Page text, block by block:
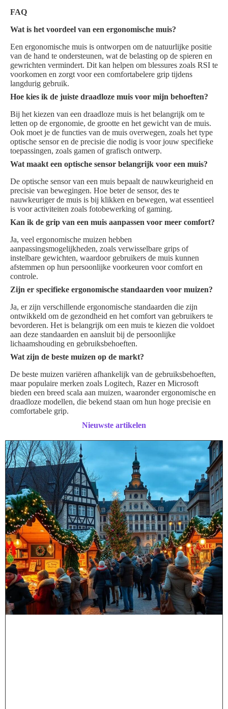
FAQ
Wat is het voordeel van een ergonomische muis?
Een ergonomische muis is ontworpen om de natuurlijke positie
van de hand te ondersteunen, wat de belasting op de spieren en
gewrichten vermindert. Dit kan helpen om blessures zoals RSI te
voorkomen en zorgt voor een comfortabelere grip tijdens
langdurig gebruik.
Hoe kies ik de juiste draadloze muis voor mijn behoeften?
Bij het kiezen van een draadloze muis is het belangrijk om te
letten op de ergonomie, de grootte en het gewicht van de muis.
Ook moet je de functies van de muis overwegen, zoals het type
optische sensor en de precisie die nodig is voor jouw specifieke
toepassingen, zoals gamen of grafisch ontwerp.
Wat maakt een optische sensor belangrijk voor een muis?
De optische sensor van een muis bepaalt de nauwkeurigheid en
precisie van bewegingen. Hoe beter de sensor, des te
nauwkeuriger de muis is bij klikken en bewegen, wat essentieel
is voor activiteiten zoals fotobewerking of gaming.
Kan ik de grip van een muis aanpassen voor meer comfort?
Ja, veel ergonomische muizen hebben
aanpassingsmogelijkheden, zoals verwisselbare grips of
instelbare gewichten, waardoor gebruikers de muis kunnen
afstemmen op hun persoonlijke voorkeuren voor comfort en
controle.
Zijn er specifieke ergonomische standaarden voor muizen?
Ja, er zijn verschillende ergonomische standaarden die zijn
ontwikkeld om de gezondheid en het comfort van gebruikers te
bevorderen. Het is belangrijk om een muis te kiezen die voldoet
aan deze standaarden en aansluit bij de persoonlijke
lichaamshouding en gebruiksbehoeften.
Wat zijn de beste muizen op de markt?
De beste muizen variëren afhankelijk van de gebruiksbehoeften,
maar populaire merken zoals Logitech, Razer en Microsoft
bieden een breed scala aan muizen, waaronder ergonomische en
draadloze modellen, die bekend staan om hun hoge precisie en
comfortabele grip.
Nieuwste artikelen